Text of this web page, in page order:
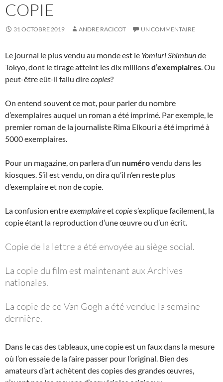
COPIE
31 OCTOBRE 2019 ANDRE RACICOT UN COMMENTAIRE
Le journal le plus vendu au monde est le Yomiuri Shimbunde
Tokyo, dont le tirage atteint les dix millionsd’exemplaires. Ou
peut-être eût-il fallu direcopies?
On entend souvent ce mot, pour parler du nombre
d’exemplaires auquel un roman a été imprimé. Par exemple, le
premier roman de la journaliste Rima Elkouri a été imprimé à
5000 exemplaires.
Pour un magazine, on parlera d’un numérovendu dans les
kiosques. S’il est vendu, on dira qu’il n’en reste plus
d’exemplaire et non de copie.
La confusion entreexemplaireetcopies’explique facilement, la
copie étant la reproduction d’une œuvre ou d’un écrit.
Copie de la lettre a été envoyée au siège social.
La copie du film est maintenant aux Archives
nationales.
La copie de ce Van Gogh a été vendue la semaine
dernière.
Dans le cas des tableaux, une copie est un faux dans la mesure
où l’on essaie de la faire passer pour l’original. Bien des
amateurs d’art achètent des copies des grandes œuvres,